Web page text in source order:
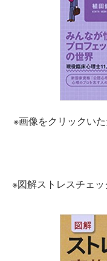
※画像をクリックい
※図解ストレスチェッ